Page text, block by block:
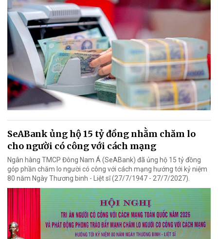
SeABank ủng hộ 15 tỷ đồng nhằm chăm lo
cho người có công với cách mạng
Ngân hàng TMCP Đông Nam Á (SeABank) đã ủng hộ 15 tỷ đồng
góp phần chăm lo người có công với cách mạng hướng tới kỷ niệm
80 năm Ngày Thương binh - Liệt sĩ (27/7/1947 - 27/7/2027).